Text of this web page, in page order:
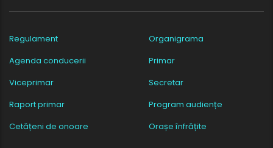
Regulament
Organigrama
Agenda conducerii
Primar
Viceprimar
Secretar
Raport primar
Program audiențe
Cetățeni de onoare
Orașe înfrățite